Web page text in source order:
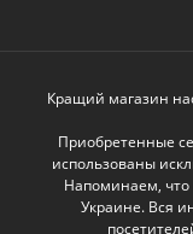
Кращий магазин
Приобретенные
использованы
Напоминаем,
Украине. Вся